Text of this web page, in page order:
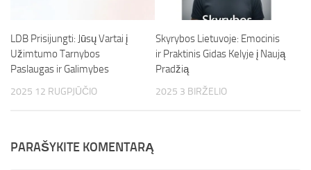
LDB Prisijungti: Jūsų Vartai į
Užimtumo Tarnybos
Paslaugas ir Galimybes
2025 12 RUGPJŪČIO
Skyrybos Lietuvoje: Emocinis
ir Praktinis Gidas Kelyje į Naują
Pradžią
2025 3 BIRŽELIO
PARAŠYKITE KOMENTARĄ